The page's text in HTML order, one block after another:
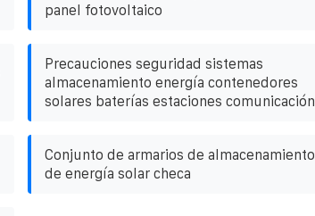
panel fotovoltaico
Precauciones seguridad sistemas
almacenamiento energía contenedores
solares baterías estaciones comunicación
Conjunto de armarios de almacenamiento
de energía solar checa